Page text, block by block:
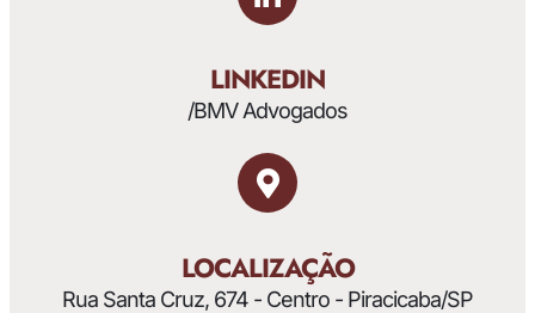
LINKEDIN
/BMV Advogados
LOCALIZAÇÃO
Rua Santa Cruz, 674 - Centro - Piracicaba/SP